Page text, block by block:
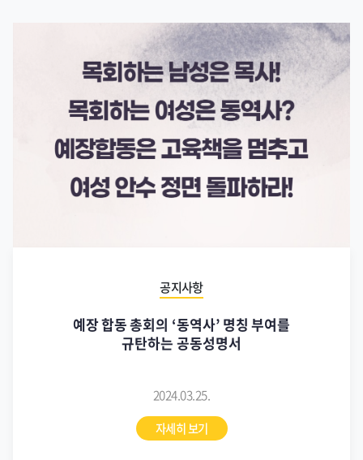
공지사항
예장 합동 총회의 ‘동역사’ 명칭 부여를
규탄하는 공동성명서
2024.03.25.
자세히 보기